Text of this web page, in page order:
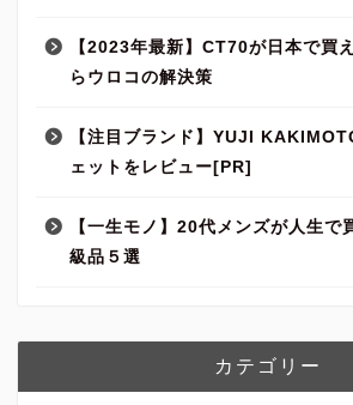
【2023年最新】CT70が日本で買
らウロコの解決策
【注目ブランド】YUJI
ェットをレビュー[PR]
【一生モノ】20代メンズが人生で
級品５選
カテゴリー